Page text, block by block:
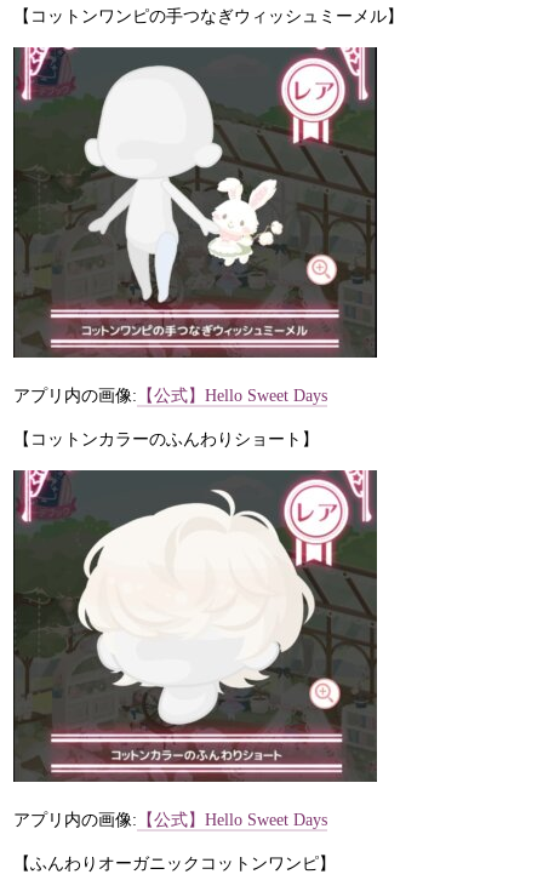
【コットンワンピの手つなぎウィッシュミーメル】
アプリ内の画像: 【公式】Hello Sweet Days
【コットンカラーのふんわりショート】
アプリ内の画像: 【公式】Hello Sweet Days
【ふんわりオーガニックコットンワンピ】